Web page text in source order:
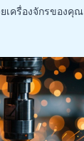
เครื่องจักรของคุณ